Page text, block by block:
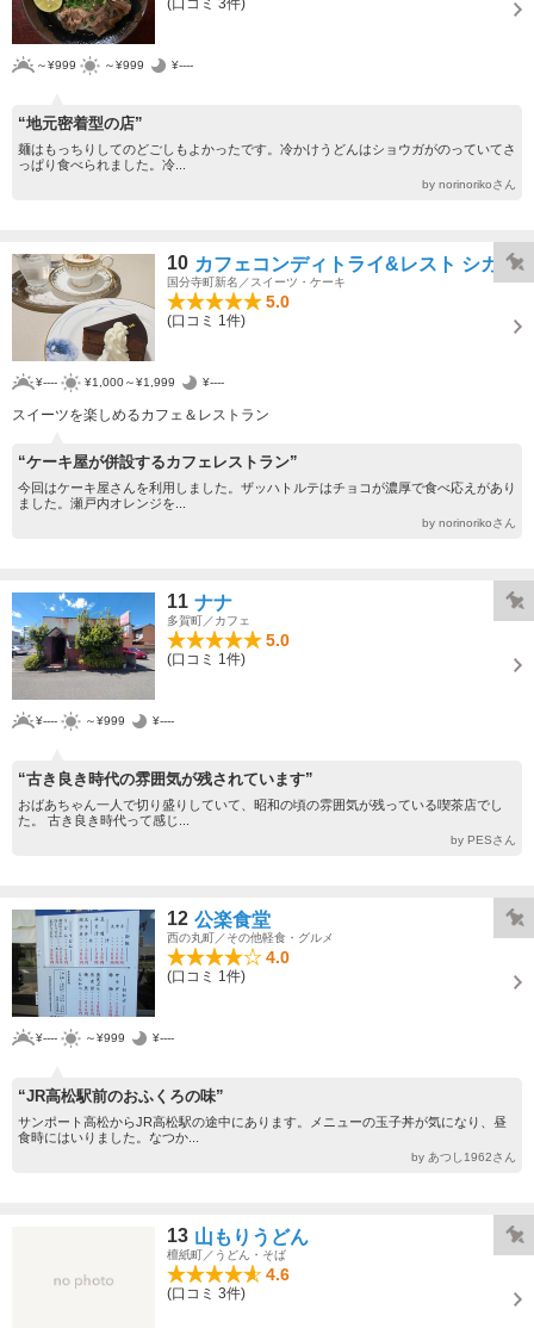
～¥999 ～¥999 ¥----
“地元密着型の店”
麺はもっちりしてのどごしもよかったです。冷かけうどんはショウガがのっていてさ
っぱり食べられました。冷...
by norinorikoさん
10 カフェコンディトライ&レスト シカ
国分寺町新名／スイーツ・ケーキ
5.0
(口コミ 1件)
¥---- ¥1,000～¥1,999 ¥----
スイーツを楽しめるカフェ＆レストラン
“ケーキ屋が併設するカフェレストラン”
今回はケーキ屋さんを利用しました。ザッハトルテはチョコが濃厚で食べ応えがあり
ました。瀬戸内オレンジを...
by norinorikoさん
11 ナナ
多賀町／カフェ
5.0
(口コミ 1件)
¥---- ～¥999 ¥----
“古き良き時代の雰囲気が残されています”
おばあちゃん一人で切り盛りしていて、昭和の頃の雰囲気が残っている喫茶店でし
た。 古き良き時代って感じ...
by PESさん
12 公楽食堂
西の丸町／その他軽食・グルメ
4.0
(口コミ 1件)
¥---- ～¥999 ¥----
“JR高松駅前のおふくろの味”
サンポート高松からJR高松駅の途中にあります。メニューの玉子丼が気になり、昼
食時にはいりました。なつか...
by あつし1962さん
13 山もりうどん
檀紙町／うどん・そば
4.6
(口コミ 3件)